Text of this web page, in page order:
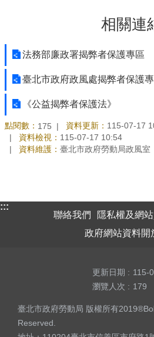
相關連
法務部廉政署揭弊者保護專區
臺北市政府政風處揭弊者保護
《公益揭弊者保護法》
點閱數： 175 資料更新： 115-07-17
資料檢視： 115-07-17 10:54
資料維護： 臺北市政府勞動局政風室
:::
聯絡我們
隱私權及網
政府網站資料開
更新日期
115-
瀏覽人次
179
臺北市政府勞動局 版權所有
Reserved.